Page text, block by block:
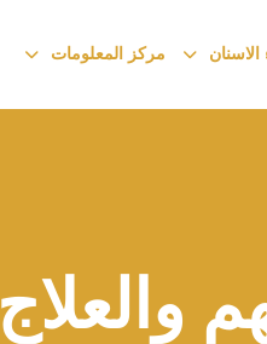
الاسنان مركز المعلومات
والعلاج